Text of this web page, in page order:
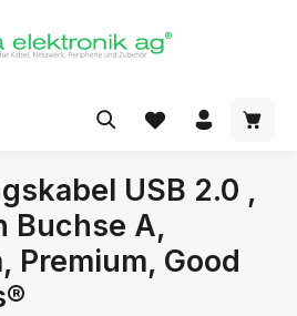
USB 2.0 ,
Buchse A,
Premium, Good